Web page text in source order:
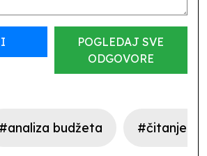
POGLEDAJ SVE
ODGOVORE
#analiza budžeta #čitanje